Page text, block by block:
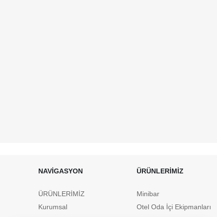
NAVİGASYON
ÜRÜNLERİMİZ
Kurumsal
ÜRÜNLERİMİZ
Minibar
Otel Oda İçi Ekipmanları